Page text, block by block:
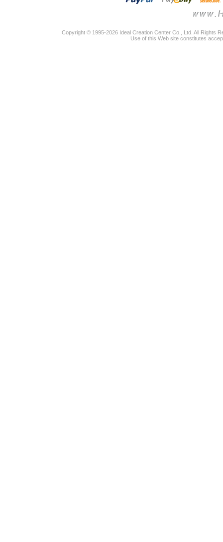
Copyright © 1995-2026 Ideal Creation Center Co., Ltd. All Rights
Use of this Web site constitutes